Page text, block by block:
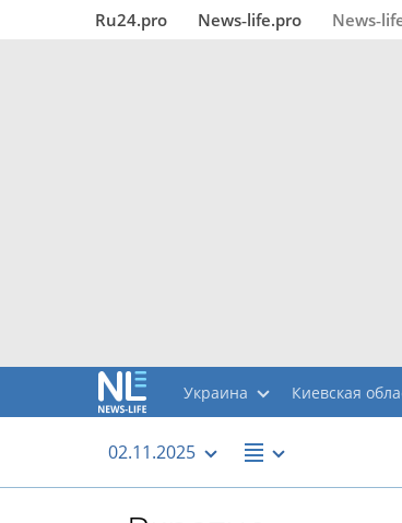
Ru24.pro News‑life.pro
Украина Киевская
02.11.2025